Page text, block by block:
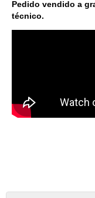
Pedido vendido a
técnico.